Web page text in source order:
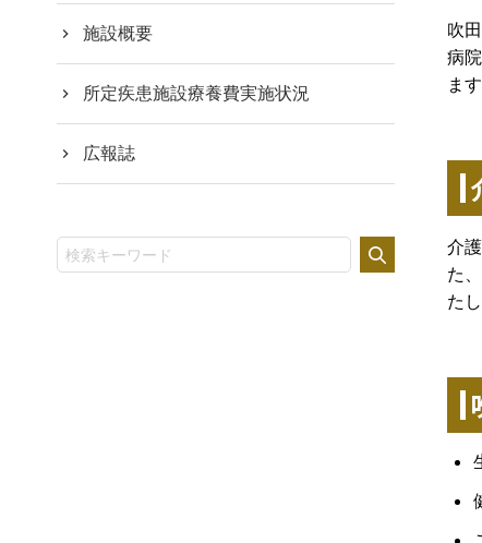
吹
病
ます
介
た
た
施設概要
所定疾患施設療養費実施状況
広報誌